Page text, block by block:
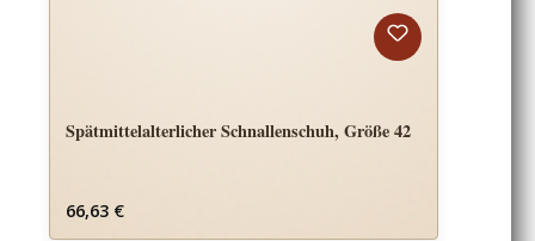
Spätmittelalterlicher Schnallenschuh, Größe 42
Regulärer Preis:
66,63 €